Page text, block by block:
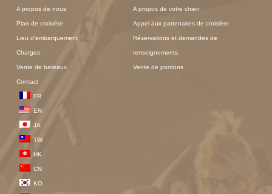
A propos de nous
Plan de croisière
Lieu d'embarquement
Charges.
Vente de bateaux
Contact
FR
EN
JA
TW
HK
CN
KO
A propos de votre chien
Appel aux partenaires de croisière
Réservations et demandes de
renseignements
Vente de pontons